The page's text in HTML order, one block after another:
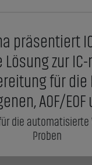
präsentiert
Lösung zur
für
AOF/EOF
die automatisierte
Proben